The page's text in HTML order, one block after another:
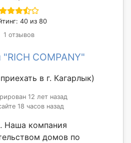
40 из 80
1 отзывов
COMPANY"
в г. Кагарлык)
12 лет назад
18 часов назад
Наша компания
домов по